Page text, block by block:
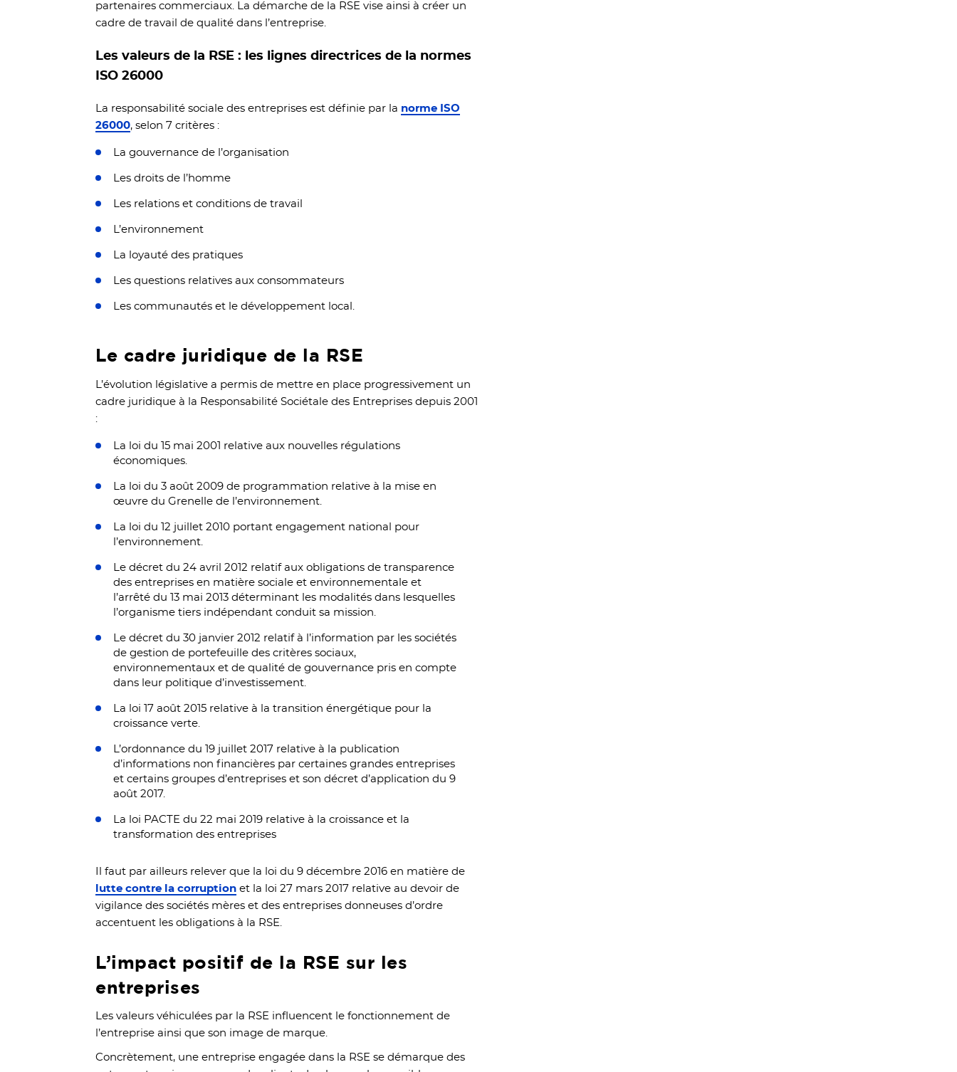
partenaires commerciaux. La démarche de la RSE vise ainsi à créer un
cadre de travail de qualité dans l’entreprise.
Les valeurs de la RSE : les lignes directrices de la normes
ISO 26000
La responsabilité sociale des entreprises est définie par la norme ISO
26000, selon 7 critères :
La gouvernance de l’organisation
Les droits de l’homme
Les relations et conditions de travail
L’environnement
La loyauté des pratiques
Les questions relatives aux consommateurs
Les communautés et le développement local.
Le cadre juridique de la RSE
L’évolution législative a permis de mettre en place progressivement un
cadre juridique à la Responsabilité Sociétale des Entreprises depuis 2001
:
La loi du 15 mai 2001 relative aux nouvelles régulations
économiques.
La loi du 3 août 2009 de programmation relative à la mise en
œuvre du Grenelle de l’environnement.
La loi du 12 juillet 2010 portant engagement national pour
l’environnement.
Le décret du 24 avril 2012 relatif aux obligations de transparence
des entreprises en matière sociale et environnementale et
l’arrêté du 13 mai 2013 déterminant les modalités dans lesquelles
l’organisme tiers indépendant conduit sa mission.
Le décret du 30 janvier 2012 relatif à l’information par les sociétés
de gestion de portefeuille des critères sociaux,
environnementaux et de qualité de gouvernance pris en compte
dans leur politique d’investissement.
La loi 17 août 2015 relative à la transition énergétique pour la
croissance verte.
L’ordonnance du 19 juillet 2017 relative à la publication
d’informations non financières par certaines grandes entreprises
et certains groupes d’entreprises et son décret d’application du 9
août 2017.
La loi PACTE du 22 mai 2019 relative à la croissance et la
transformation des entreprises
Il faut par ailleurs relever que la loi du 9 décembre 2016 en matière de
lutte contre la corruption et la loi 27 mars 2017 relative au devoir de
vigilance des sociétés mères et des entreprises donneuses d’ordre
accentuent les obligations à la RSE.
L’impact positif de la RSE sur les
entreprises
Les valeurs véhiculées par la RSE influencent le fonctionnement de
l’entreprise ainsi que son image de marque.
Concrètement, une entreprise engagée dans la RSE se démarque des